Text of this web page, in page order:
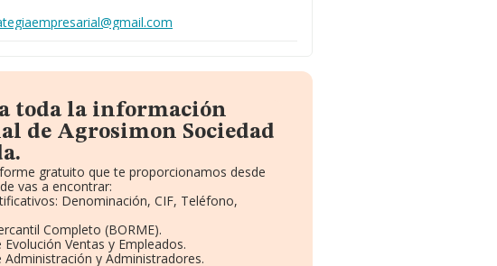
toda la información
de Agrosimon Sociedad
gratuito que te proporcionamos desde
vas a encontrar:
Denominación, CIF, Teléfono,
Completo (BORME).
Evolución Ventas y Empleados.
Administración y Administradores.